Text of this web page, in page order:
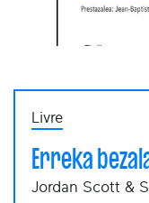
Livre
Erreka
Jordan Scott &